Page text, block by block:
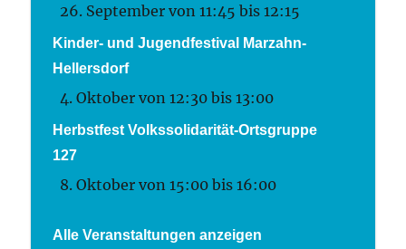
26. September von 11:45 bis12:15
Kinder- und Jugendfestival Marzahn-
Hellersdorf
4. Oktober von 12:30 bis13:00
Herbstfest Volkssolidarität-Ortsgruppe
127
8. Oktober von 15:00 bis16:00
Alle Veranstaltungen anzeigen